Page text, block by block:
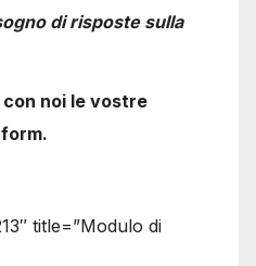
di risposte sulla
noi le vostre
title=”Modulo di